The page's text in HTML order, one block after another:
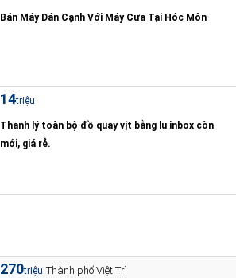
Bán Máy Dán Cạnh Với Máy Cưa Tại Hóc Môn
14triệu
Thanh lý toàn bộ đồ quay vịt bằng lu inbox còn
mới, giá rẻ.
270triệu Thành phố Việt Trì